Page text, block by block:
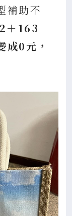
補助不
＋163
成0元，